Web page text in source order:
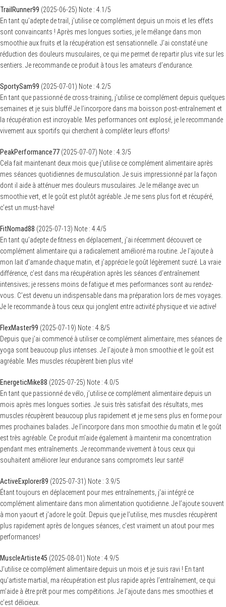
TrailRunner99 (2025-06-25) Note : 4.1 /5
En tant qu’adepte de trail, j’utilise ce complément depuis un mois et les effets
sont convaincants ! Après mes longues sorties, je le mélange dans mon
smoothie aux fruits et la récupération est sensationnelle. J’ai constaté une
réduction des douleurs musculaires, ce qui me permet de repartir plus vite sur les
sentiers. Je recommande ce produit à tous les amateurs d’endurance.
SportySam99 (2025-07-01) Note : 4.2/5
En tant que passionné de cross-training, j’utilise ce complément depuis quelques
semaines et je suis bluffé! Je l’incorpore dans ma boisson post-entraînement et
la récupération est incroyable. Mes performances ont explosé, je le recommande
vivement aux sportifs qui cherchent à compléter leurs efforts!
PeakPerformance77 (2025-07-07) Note : 4.3/5
Cela fait maintenant deux mois que j’utilise ce complément alimentaire après
mes séances quotidiennes de musculation. Je suis impressionné par la façon
dont il aide à atténuer mes douleurs musculaires. Je le mélange avec un
smoothie vert, et le goût est plutôt agréable. Je me sens plus fort et récupéré,
c’est un must-have!
FitNomad88 (2025-07-13) Note : 4.4/5
En tant qu’adepte de fitness en déplacement, j’ai récemment découvert ce
complément alimentaire qui a radicalement amélioré ma routine. Je l’ajoute à
mon lait d’amande chaque matin, et j’apprécie le goût légèrement sucré. La vraie
différence, c’est dans ma récupération après les séances d’entraînement
intensives; je ressens moins de fatigue et mes performances sont au rendez-
vous. C’est devenu un indispensable dans ma préparation lors de mes voyages.
Je le recommande à tous ceux qui jonglent entre activité physique et vie active!
FlexMaster99 (2025-07-19) Note : 4.8/5
Depuis que j’ai commencé à utiliser ce complément alimentaire, mes séances de
yoga sont beaucoup plus intenses. Je l’ajoute à mon smoothie et le goût est
agréable. Mes muscles récupèrent bien plus vite!
EnergeticMike88 (2025-07-25) Note : 4.0/5
En tant que passionné de vélo, j’utilise ce complément alimentaire depuis un
mois après mes longues sorties. Je suis très satisfait des résultats, mes
muscles récupèrent beaucoup plus rapidement et je me sens plus en forme pour
mes prochaines balades. Je l’incorpore dans mon smoothie du matin et le goût
est très agréable. Ce produit m’aide également à maintenir ma concentration
pendant mes entraînements. Je recommande vivement à tous ceux qui
souhaitent améliorer leur endurance sans compromets leur santé!
ActiveExplorer89 (2025-07-31) Note : 3.9/5
Étant toujours en déplacement pour mes entraînements, j’ai intégré ce
complément alimentaire dans mon alimentation quotidienne. Je l’ajoute souvent
à mon yaourt et j’adore le goût. Depuis que je l’utilise, mes muscles récupèrent
plus rapidement après de longues séances, c’est vraiment un atout pour mes
performances!
MuscleArtiste45 (2025-08-01) Note : 4.9/5
J’utilise ce complément alimentaire depuis un mois et je suis ravi ! En tant
qu’artiste martial, ma récupération est plus rapide après l’entraînement, ce qui
m’aide à être prêt pour mes compétitions. Je l’ajoute dans mes smoothies et
c’est délicieux.